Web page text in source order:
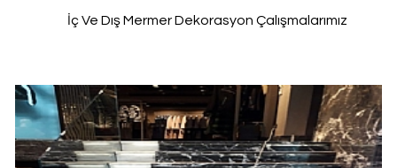
İç Ve Dış Mermer Dekorasyon Çalışmalarımız